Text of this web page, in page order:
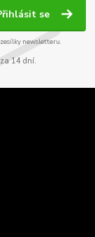
se
newsletteru.
14 dní.